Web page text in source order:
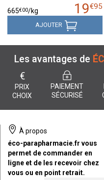
19€95
665€00/kg
AJOUTER
Les avantages de
€
PRIX
CHOIX
PAIEMENT
SÉCURISÉ
À propos
éco-parapharmacie.fr vous
permet de commander en
ligne et de les recevoir chez
vous ou en point retrait.